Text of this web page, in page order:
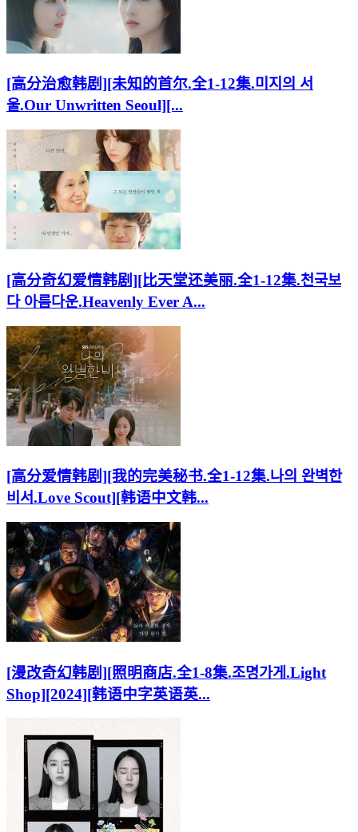
[高分治愈韩剧][未知的首尔.全1-12集.미지의 서
울.Our Unwritten Seoul][...
[高分奇幻爱情韩剧][比天堂还美丽.全1-12集.천국보
다 아름다운.Heavenly Ever A...
[高分爱情韩剧][我的完美秘书.全1-12集.나의 완벽한
비서.Love Scout][韩语中文韩...
[漫改奇幻韩剧][照明商店.全1-8集.조명가게.Light
Shop][2024][韩语中字英语英...